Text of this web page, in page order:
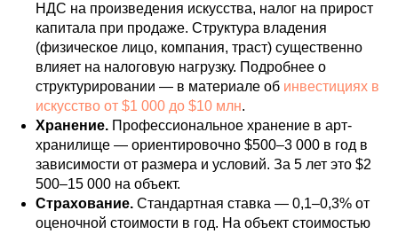
НДС на произведения искусства, налог на прирост
капитала при продаже. Структура владения
(физическое лицо, компания, траст) существенно
влияет на налоговую нагрузку. Подробнее о
структурировании — в материале об инвестициях в
искусство от $1 000 до $10 млн.
Хранение. Профессиональное хранение в арт-
хранилище — ориентировочно $500–3 000 в год в
зависимости от размера и условий. За 5 лет это $2
500–15 000 на объект.
Страхование. Стандартная ставка — 0,1–0,3% от
оценочной стоимости в год. На объект стоимостью